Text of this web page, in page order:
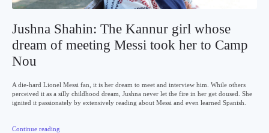
Jushna Shahin: The Kannur girl whose
dream of meeting Messi took her to Camp
Nou
A die-hard Lionel Messi fan, it is her dream to meet and interview him. While others
perceived it as a silly childhood dream, Jushna never let the fire in her get doused. She
ignited it passionately by extensively reading about Messi and even learned Spanish.
Continue reading